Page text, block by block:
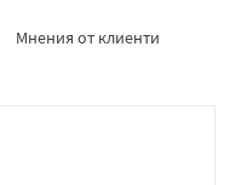
Мнения от клиенти